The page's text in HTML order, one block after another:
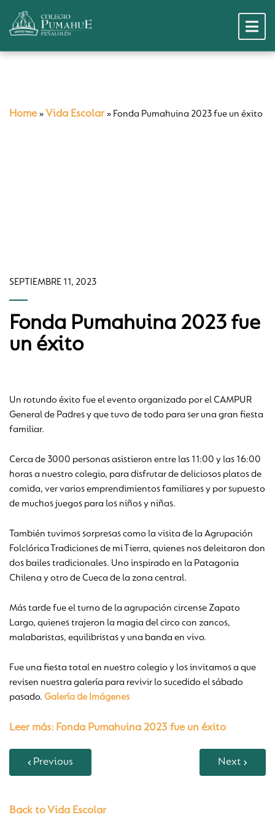
Home » Vida Escolar» Fonda Pumahuina 2023 fue un éxito
SEPTIEMBRE 11, 2023
Fonda Pumahuina 2023 fue
un éxito
Un rotundo éxito fue el evento organizado por el CAMPUR
General de Padres y que tuvo de todo para ser una gran fiesta
familiar.
Cerca de 3000 personas asistieron entre las 11:00 y las 16:00
horas a nuestro colegio, para disfrutar de deliciosos platos de
comida, ver varios emprendimientos familiares y por supuesto
de muchos juegos para los niños y niñas.
También tuvimos sorpresas como la visita de la Agrupación
Folclórica Tradiciones de mi Tierra, quienes nos deleitaron don
dos bailes tradicionales. Uno inspirado en la Patagonia
Chilena y otro de Cueca de la zona central.
Más tarde fue el turno de la agrupación circense Zapato
Largo, quienes trajeron la magia del circo con zancos,
malabaristas, equilibristas y una banda en vivo.
Fue una fiesta total en nuestro colegio y los invitamos a que
revisen nuestra galería para revivir lo sucedido el sábado
pasado. Galería de Imágenes
Leer más: Fonda Pumahuina 2023 fue un éxito
Previous Next
Back to Vida Escolar